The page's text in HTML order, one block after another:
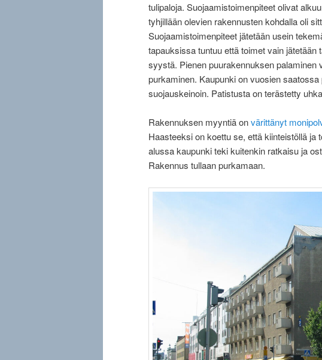
tulipaloja. Suojaamistoimenpiteet olivat
tyhjillään olevien rakennusten kohdalla oli
Suojaamistoimenpiteet jätetään usein
tapauksissa tuntuu että toimet vain
syystä. Pienen puurakennuksen palaminen
purkaminen. Kaupunki on vuosien
suojauskeinoin. Patistusta on terästetty
Rakennuksen myyntiä onvärittänyt
Haasteeksi on koettu se, että kiinteistöllä ja
alussa kaupunki teki kuitenkin ratkaisu ja
Rakennus tullaan purkamaan.